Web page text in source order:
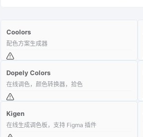
Coolors
配色方案生成器
Dopely Colors
在线调色，颜色转换器，拾色
Kigen
在线生成调色板，支持 Figma 插件